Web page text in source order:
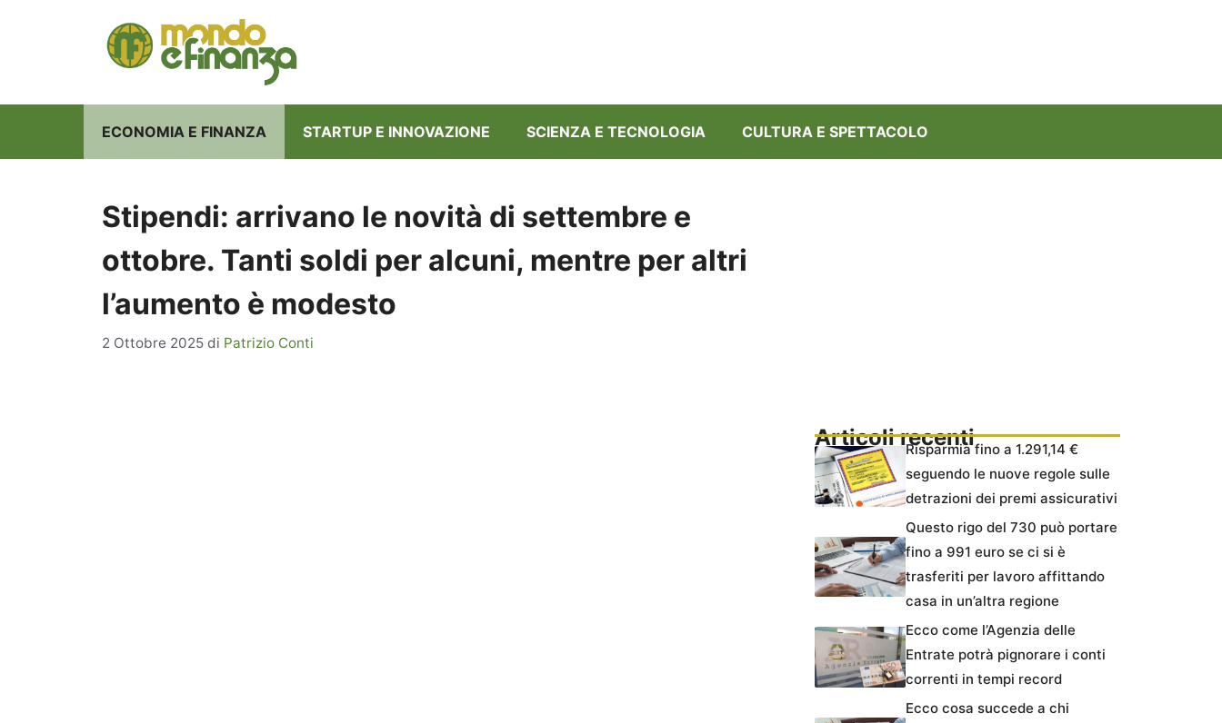
ECONOMIA E FINANZA STARTUP E INNOVAZIONE SCIENZA E TECNOLOGIA CULTURA E SPETTACOLO
Stipendi: arrivano le novità di settembre e
ottobre. Tanti soldi per alcuni, mentre per altri
l’aumento è modesto
2 Ottobre 2025 di Patrizio Conti
Articoli recentiRisparmia fino a 1.291,14 €
seguendo le nuove regole sulle
detrazioni dei premi assicurativi
Questo rigo del 730 può portare
fino a 991 euro se ci si è
trasferiti per lavoro affittando
casa in un’altra regione
Ecco come l’Agenzia delle
Entrate potrà pignorare i conti
correnti in tempi record
Ecco cosa succede a chi